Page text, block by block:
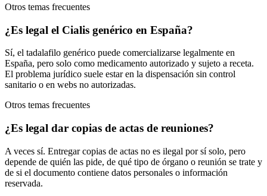
Otros temas frecuentes
¿Es legal el Cialis genérico en España?
Sí, el tadalafilo genérico puede comercializarse legalmente en
España, pero solo como medicamento autorizado y sujeto a receta.
El problema jurídico suele estar en la dispensación sin control
sanitario o en webs no autorizadas.
Otros temas frecuentes
¿Es legal dar copias de actas de reuniones?
A veces sí. Entregar copias de actas no es ilegal por sí solo, pero
depende de quién las pide, de qué tipo de órgano o reunión se trate y
de si el documento contiene datos personales o información
reservada.